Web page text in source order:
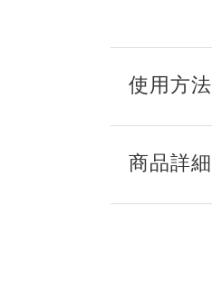
使用方法
商品詳細